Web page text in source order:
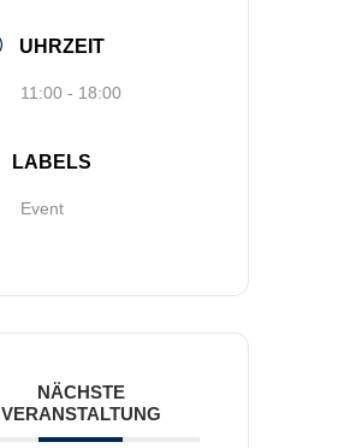
UHRZEIT
11:00 - 18:00
LABELS
Event
NÄCHSTE
VERANSTALTUNG